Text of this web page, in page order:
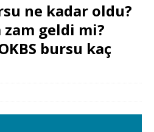
ne kadar oldu?
zam geldi mi?
bursu kaç